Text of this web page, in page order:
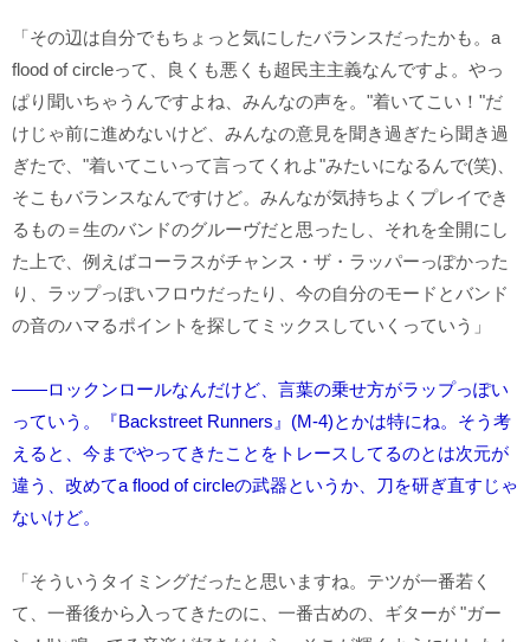
「その辺は自分でもちょっと気にしたバランスだったかも。a
flood of circleって、良くも悪くも超民主主義なんですよ。やっ
ぱり聞いちゃうんですよね、みんなの声を。"着いてこい！"だ
けじゃ前に進めないけど、みんなの意見を聞き過ぎたら聞き過
ぎたで、"着いてこいって言ってくれよ"みたいになるんで(笑)、
そこもバランスなんですけど。みんなが気持ちよくプレイでき
るもの＝生のバンドのグルーヴだと思ったし、それを全開にし
た上で、例えばコーラスがチャンス・ザ・ラッパーっぽかった
り、ラップっぽいフロウだったり、今の自分のモードとバンド
の音のハマるポイントを探してミックスしていくっていう」
――ロックンロールなんだけど、言葉の乗せ方がラップっぽい
っていう。『Backstreet Runners』(M-4)とかは特にね。そう考
えると、今までやってきたことをトレースしてるのとは次元が
違う、改めてa flood of circleの武器というか、刀を研ぎ直すじゃ
ないけど。
「そういうタイミングだったと思いますね。テツが一番若く
て、一番後から入ってきたのに、一番古めの、ギターが "ガー